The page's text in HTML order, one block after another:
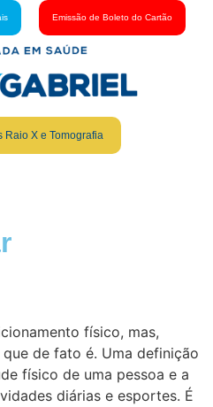
Emissão de Boleto do Cartão
Raio X e Tomografia
físico, mas,
de fato é. Uma definição
físico de uma pessoa e a
diárias e esportes. É